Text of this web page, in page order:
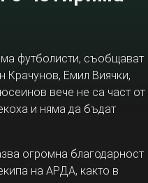
футболисти, съобщават
Крачунов, Емил Виячки,
вече не са част от
и няма да бъдат
огромна благодарност
на АРДА, както в